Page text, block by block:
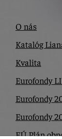
O nás
Katalóg
Kvalita
Eurofondy
Eurofondy
Eurofondy
EÚ Plán